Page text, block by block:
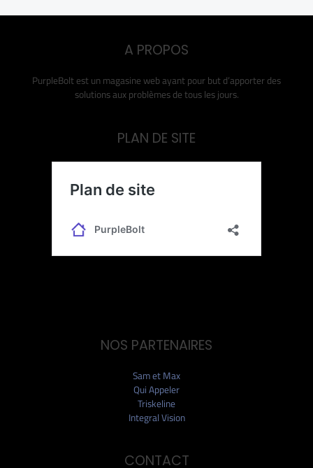
A PROPOS
PurpleBolt est un magasine web ayant pour but d’apporter des
solutions aux problèmes de tous les jours.
PLAN DE SITE
NOS PARTENAIRES
Sam et Max
Qui Appeler
Triskeline
Integral Vision
CONTACT